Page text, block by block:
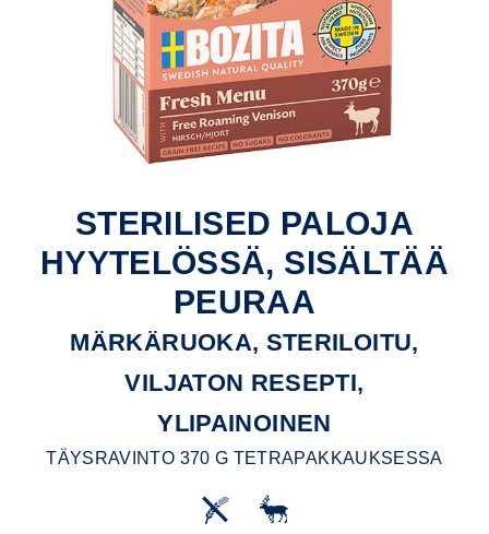
STERILISED PALOJA
HYYTELÖSSÄ, SISÄLTÄÄ
PEURAA
MÄRKÄRUOKA, STERILOITU,
VILJATON RESEPTI,
YLIPAINOINEN
TÄYSRAVINTO 370 G TETRAPAKKAUKSESSA